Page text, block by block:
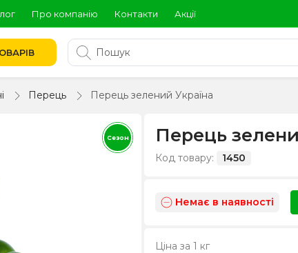
Про компанію Контакти Акції
Перець Перець зелений Україна
Сезон Перець
Код товару: 1450
Немає в наявності
Ціна за 1 кг